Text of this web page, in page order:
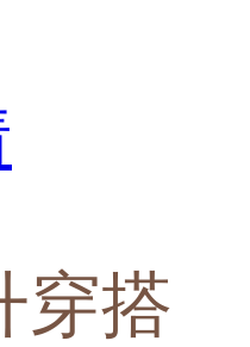
穿搭